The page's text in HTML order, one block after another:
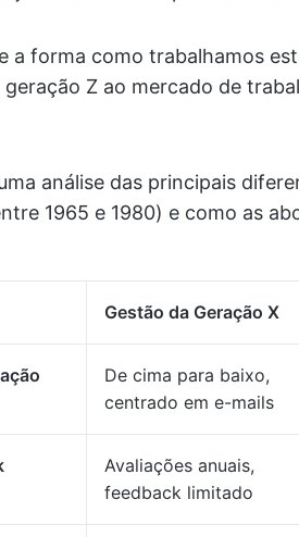
a forma como trabalhamos
geração Z ao mercado de
análise das principais
1965 e 1980) e como as
Gestão da Geração X
De cima para baixo,
centrado em e-mails
Avaliações anuais,
feedback limitado